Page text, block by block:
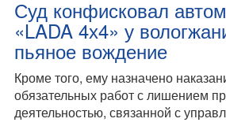
Суд конфисковал
«LADA 4х4» у
пьяное вождение
Кроме того, ему назначено
обязательных работ с лишением
деятельностью, связанной с